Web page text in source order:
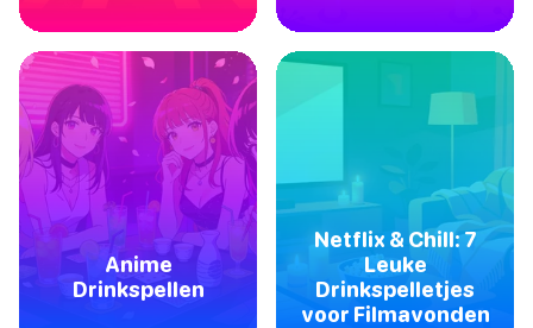
Anime
Drinkspellen
Netflix & Chill: 7
Leuke
Drinkspelletjes
voor Filmavonden